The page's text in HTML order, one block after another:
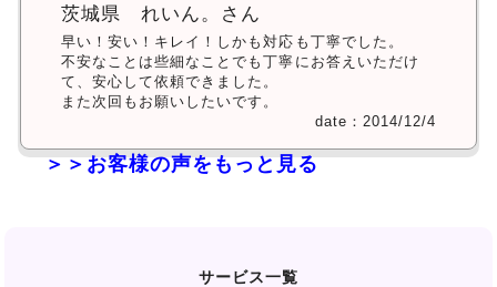
茨城県 れいん。さん
早い！安い！キレイ！しかも対応も丁寧でした。
不安なことは些細なことでも丁寧にお答えいただけ
て、安心して依頼できました。
また次回もお願いしたいです。
date：2014/12/4
＞＞お客様の声をもっと見る
サービス一覧